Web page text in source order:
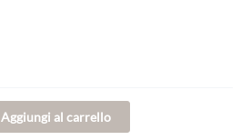
Aggiungi al carrello